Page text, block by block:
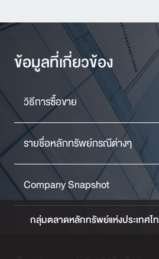
ข้อมูลที่เกี่ยวข้อง
วิธีการซื้อขาย
รายชื่อหลักทรัพย์กรณีต่างๆ
Company Snapshot
กลุ่มตลาดหลักทรัพย์แห่งประเทศไ